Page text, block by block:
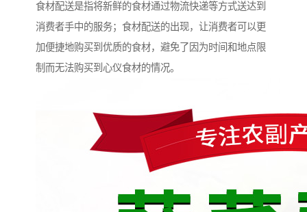
食材配送是指将新鲜的食材通过物流快递等方式送达到
消费者手中的服务；食材配送的出现，让消费者可以更
加便捷地购买到优质的食材，避免了因为时间和地点限
制而无法购买到心仪食材的情况。